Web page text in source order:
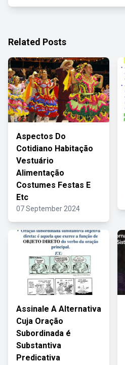
Related Posts
Aspectos Do
Cotidiano Habitação
Vestuário
Alimentação
Costumes Festas E
Etc
07 September 2024
Assinale A Alternativa
Cuja Oração
Subordinada é
Substantiva
Predicativa